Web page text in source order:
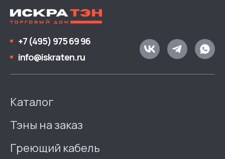
+7 (495) 975 69 96
info@iskraten.ru
Каталог
Тэны на заказ
Греющий кабель